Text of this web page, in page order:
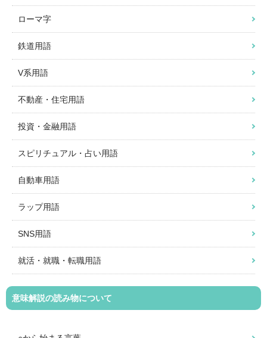
ローマ字
鉄道用語
V系用語
不動産・住宅用語
投資・金融用語
スピリチュアル・占い用語
自動車用語
ラップ用語
SNS用語
就活・就職・転職用語
意味解説の読み物について